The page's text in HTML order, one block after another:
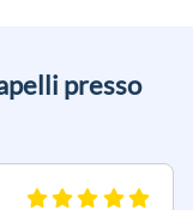
presso